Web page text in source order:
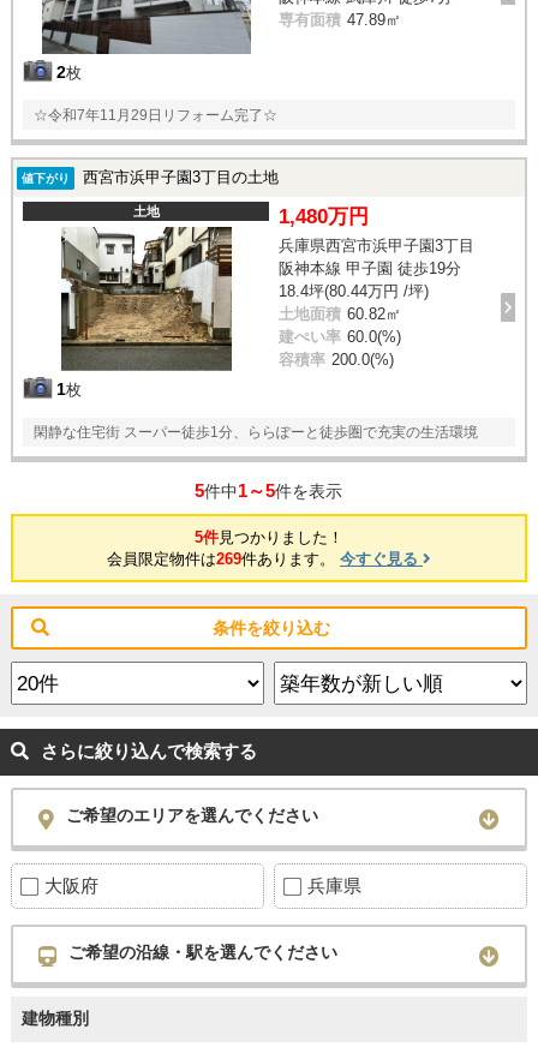
2枚
専有面積 47.89㎡
☆令和7年11月29日リフォーム完了☆
値下がり 西宮市浜甲子園3丁目の土地
土地
1枚
1,480万円
兵庫県西宮市浜甲子園3丁目
阪神本線 甲子園 徒歩19分
18.4坪(80.44万円 /坪)
土地面積 60.82㎡
建ぺい率 60.0(%)
容積率 200.0(%)
閑静な住宅街 スーパー徒歩1分、ららぽーと徒歩圏で充実の生活環境
5件中1～5件を表示
5件見つかりました！
会員限定物件は269件あります。 今すぐ見る
条件を絞り込む
さらに絞り込んで検索する
ご希望のエリアを選んでください
大阪府 兵庫県
ご希望の沿線・駅を選んでください
建物種別